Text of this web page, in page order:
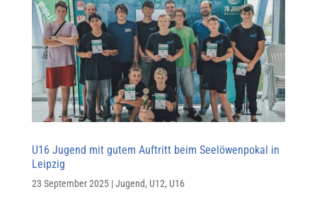
U16 Jugend mit gutem Auftritt beim Seelöwenpokal in
Leipzig
23 September 2025|Jugend, U12, U16